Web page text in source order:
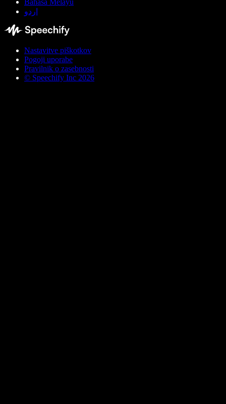
Bahasa Melayu
اردو
Nastavitve piškotkov
Pogoji uporabe
Pravilnik o zasebnosti
© Speechify Inc 2026